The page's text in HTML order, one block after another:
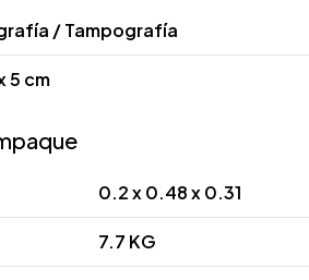
/ Tampografía
5 cm
0.2 x 0.48 x 0.31
7.7 KG